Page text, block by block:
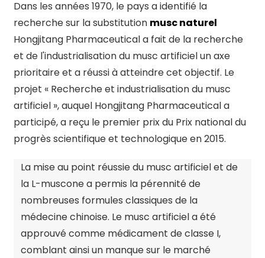
Dans les années 1970, le pays a identifié la
recherche sur la substitution musc naturel
Hongjitang Pharmaceutical a fait de la recherche
et de l'industrialisation du musc artificiel un axe
prioritaire et a réussi à atteindre cet objectif. Le
projet « Recherche et industrialisation du musc
artificiel », auquel Hongjitang Pharmaceutical a
participé, a reçu le premier prix du Prix national du
progrès scientifique et technologique en 2015.
La mise au point réussie du musc artificiel et de
la L-muscone a permis la pérennité de
nombreuses formules classiques de la
médecine chinoise. Le musc artificiel a été
approuvé comme médicament de classe I,
comblant ainsi un manque sur le marché